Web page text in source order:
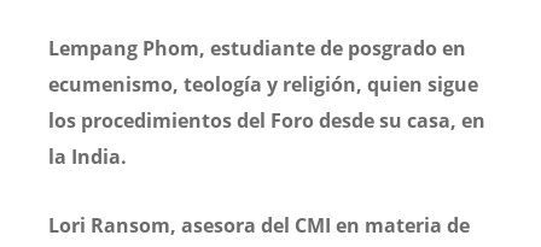
Lempang Phom, estudiante de posgrado en
ecumenismo, teología y religión, quien sigue
los procedimientos del Foro desde su casa, en
la India.
Lori Ransom, asesora del CMI en materia de